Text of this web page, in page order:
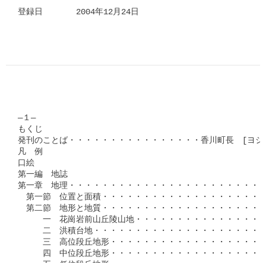
登録日　　　　2004年12月24日